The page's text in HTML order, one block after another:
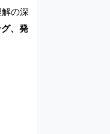
の深
、発